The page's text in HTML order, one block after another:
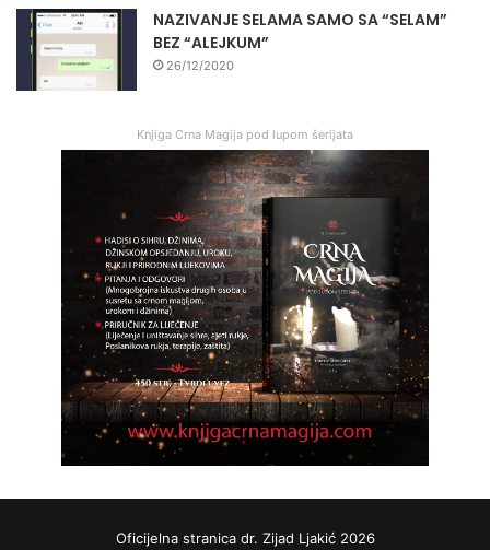
NAZIVANJE SELAMA SAMO SA “SELAM”
BEZ “ALEJKUM”
26/12/2020
Knjiga Crna Magija pod lupom šerijata
Oficijelna stranica dr. Zijad Ljakić 2026